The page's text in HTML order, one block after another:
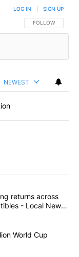
FOLLOW THIS
FOLLOW
LOG IN SIGN UP
NEWEST
articles in the last
Comparing
returns across
- Local News
$20 billion
World Cup